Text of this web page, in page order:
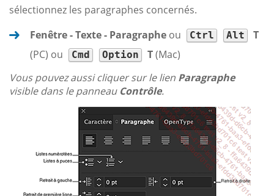
sélectionnez les paragraphes concernés.
Fenêtre - Texte - Paragraphe ou Ctrl Alt
T
(PC) ou
Cmd Option T(Mac)
Vous pouvez aussi cliquer sur le lien Paragraphe
visible dans le panneau Contrôle.